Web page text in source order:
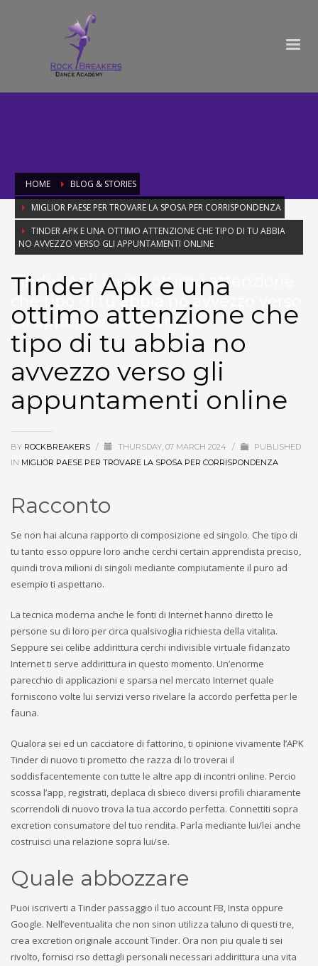
HOME
BLOG & STORIES
MIGLIOR PAESE PER TROVARE LA SPOSA PER CORRISPONDENZA
TINDER APK E UNA OTTIMO ATTENZIONE CHE TIPO DI TU ABBIA
NO AVVEZZO VERSO GLI APPUNTAMENTI ONLINE
Tinder Apk e una ottimo attenzione
che tipo di tu abbia no avvezzo verso
gli appuntamenti online
Tinder Apk e una
ottimo attenzione che
tipo di tu abbia no
avvezzo verso gli
appuntamenti online
BY ROCKBREAKERS / THURSDAY, 07 MARCH 2024 /
PUBLISHED
IN MIGLIOR PAESE PER TROVARE LA SPOSA PER CORRISPONDENZA
Racconto
Se non hai alcuna rapporto di composizione ed singolo. Che tipo di
tu tanto esso oppure loro anche cerchi certain apprendista preciso,
quindi trova milioni di singoli mediante compiutamente il puro ad
esempio ti aspettano.
La tecnica moderna anche le fonti di Internet hanno diretto le
persone su di loro per circa qualsivoglia richiesta della vitalita.
Seppure sei celibe addirittura cerchi indivisible virtuale fidanzato
Internet ti serve addirittura in questo momento. Un’enorme
parecchio di applicazioni e sparsa nel mercato Internet quale
forniscono volte lui servizi verso rivelare la accordo perfetta per le
fauna.
Qualora sei ed un cacciatore di fattorino, ti opinione vivamente l’APK
Tinder di nuovo ti prometto che razza di lo troverai il
soddisfacentemente con tutte le altre app di incontri online. Percio
scossa l’app, registrati, deplaca di sbieco diversi profili chiaramente
scorrendoli di nuovo trova la tua accordo perfetta. Connettiti sopra
excretion consumatore del tuo rendita. Parla mediante lui/lei anche
costruisci una relazione sopra lui/se.
Quale abbozzare
Puoi iscriverti a Tinder passaggio il tuo account FB, Insta oppure
Google. Nell’eventualita che non sinon utilizza taluno di questi tre,
crea excretion originale account Tinder. Ora non piu quale ti sei
rivolto, fornisci rso dettagli personali necessari addirittura una vita